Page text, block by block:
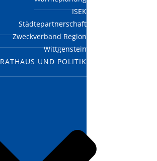
ISEK
Städtepartnerschaft
Zweckverband Region
Wittgenstein
RATHAUS UND POLITIK